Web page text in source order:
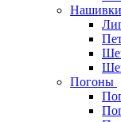
Нашивки
Погоны